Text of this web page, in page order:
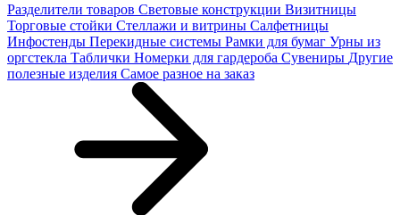
Разделители товаров Световые конструкции Визитницы
Торговые стойки Cтеллажи и витрины Салфетницы
Инфостенды Перекидные системы Рамки для бумаг Урны из
оргстекла Таблички Номерки для гардероба Сувениры Другие
полезные изделия Самое разное на заказ